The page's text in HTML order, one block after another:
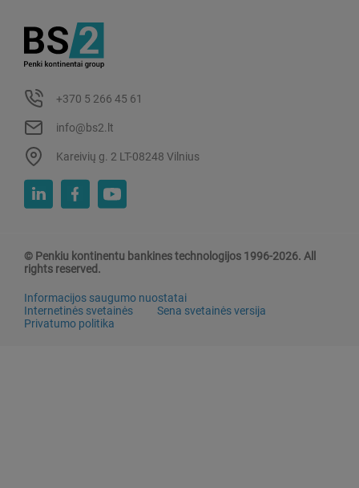
+370 5 266 45 61
info@bs2.lt
Kareivių g. 2 LT-08248 Vilnius
© Penkiu kontinentu bankines technologijos 1996-2026. All
rights reserved.
Informacijos saugumo nuostatai
Internetinės svetainės
Sena svetainės versija
Privatumo politika